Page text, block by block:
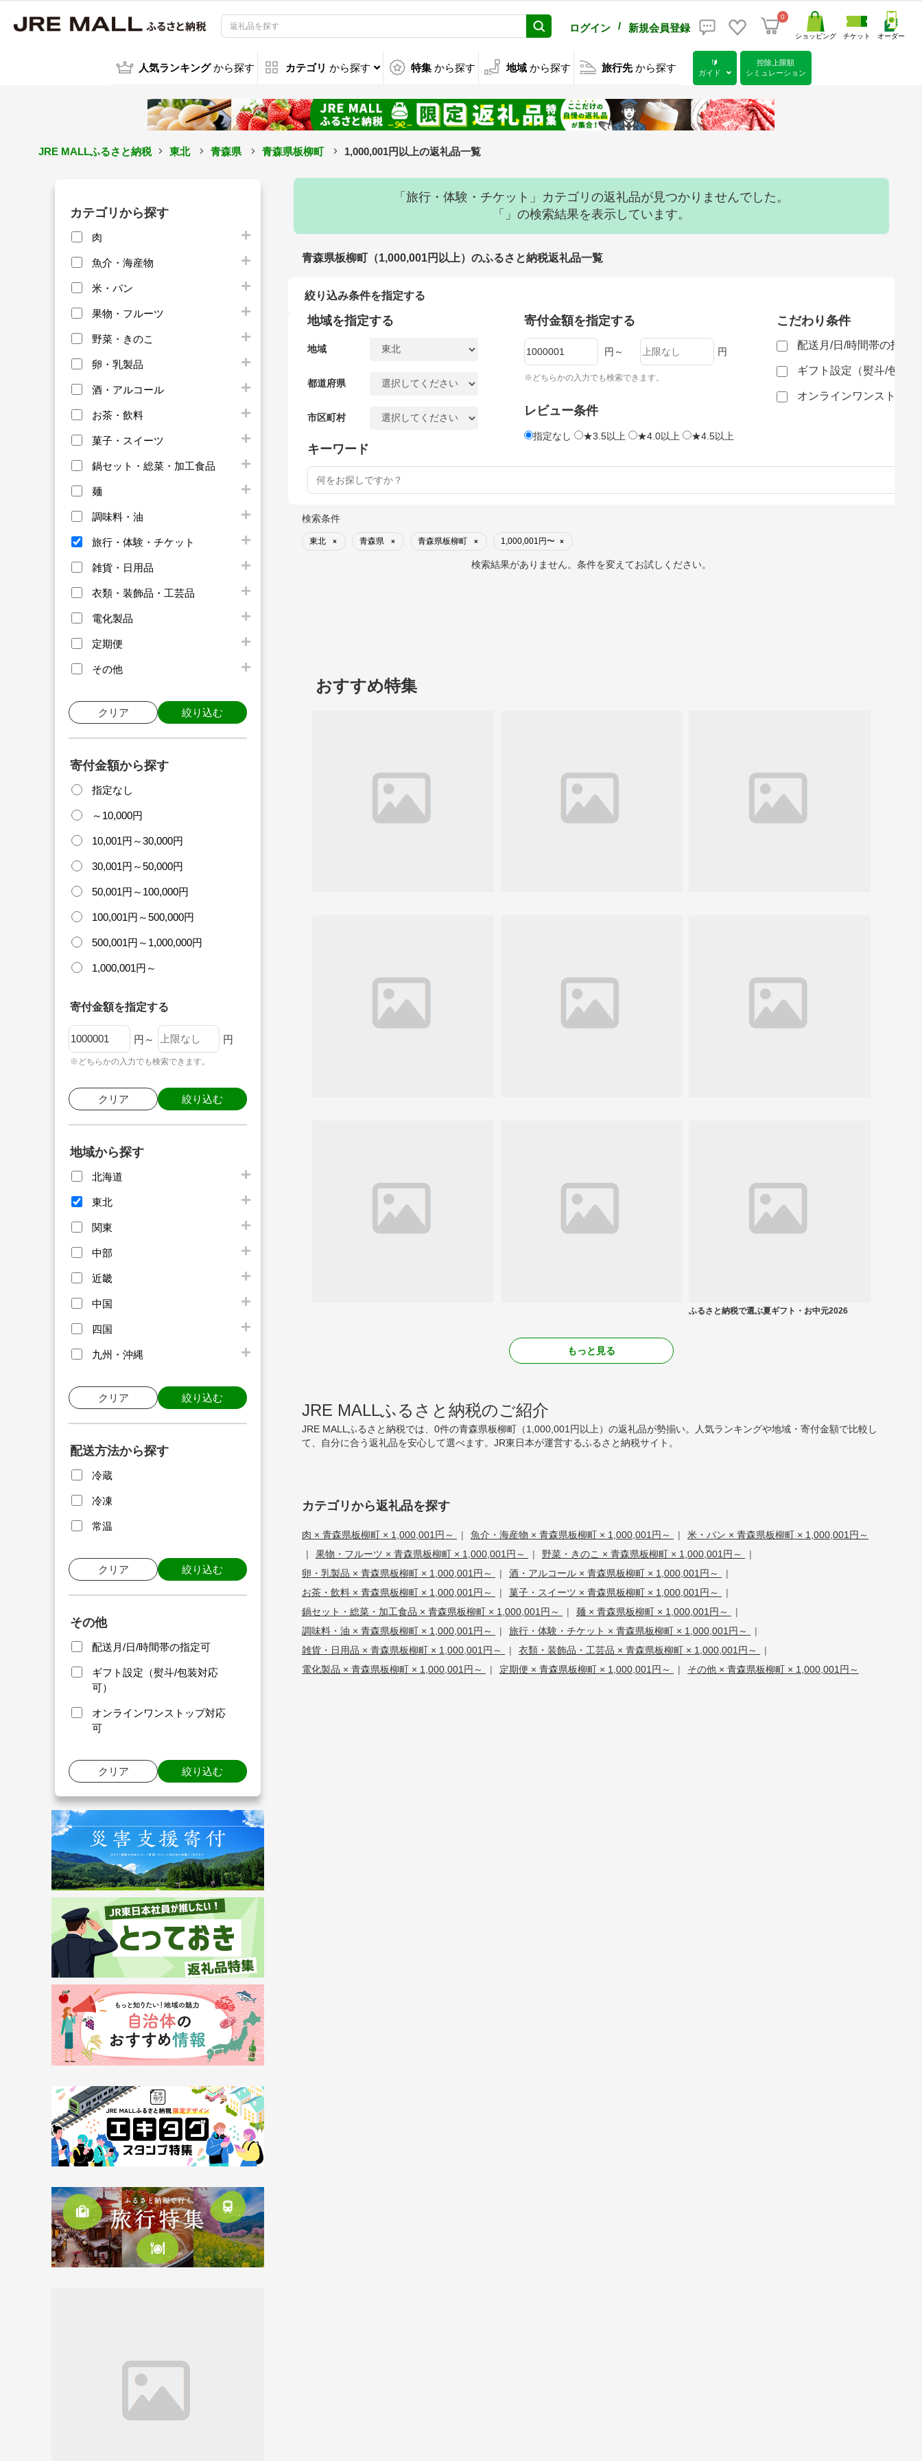
ログイン / 新規会員登録
0
ショッピング チケット オーダー
人気ランキング から探す カテゴリ から探す 特集 から探す 地域 から探す 旅行先 から探す
🔰
ガイド
控除上限額
シミュレーション
JRE MALLふるさと納税 東北 青森県 青森県板柳町 1,000,001円以上の返礼品一覧
カテゴリから探す
肉
魚介・海産物
米・パン
果物・フルーツ
野菜・きのこ
卵・乳製品
酒・アルコール
お茶・飲料
菓子・スイーツ
鍋セット・総菜・加工食品
麺
調味料・油
旅行・体験・チケット
雑貨・日用品
衣類・装飾品・工芸品
電化製品
定期便
その他
クリア 絞り込む
寄付金額から探す
指定なし
～10,000円
10,001円～30,000円
30,001円～50,000円
50,001円～100,000円
100,001円～500,000円
500,001円～1,000,000円
1,000,001円～
寄付金額を指定する
円～ 円
※どちらかの入力でも検索できます。
クリア 絞り込む
地域から探す
北海道
東北
関東
中部
近畿
中国
四国
九州・沖縄
クリア 絞り込む
配送方法から探す
冷蔵
冷凍
常温
クリア 絞り込む
その他
配送月/日/時間帯の指定可
ギフト設定（熨斗/包装対応
可）
オンラインワンストップ対応
可
クリア 絞り込む
「旅行・体験・チケット」カテゴリの返礼品が見つかりませんでした。
「」の検索結果を表示しています。
青森県板柳町（1,000,001円以上）のふるさと納税返礼品一覧
絞り込み条件を指定する
地域を指定する
地域
都道府県
市区町村
寄付金額を指定する
円～ 円
※どちらかの入力でも検索できます。
レビュー条件
指定なし ★3.5以上 ★4.0以上 ★4.5以上
こだわり条件
配送月/日/時間帯の指定
ギフト設定（熨斗/包装
オンラインワンストップ
キーワード
検索条件
東北 × 青森県 × 青森県板柳町 × 1,000,001円〜 ×
検索結果がありません。条件を変えてお試しください。
おすすめ特集
ふるさと納税で選ぶ夏ギフト・お中元2026
もっと見る
JRE MALLふるさと納税のご紹介
JRE MALLふるさと納税では、0件の青森県板柳町（1,000,001円以上）の返礼品が勢揃い。人気ランキングや地域・寄付金額で比較し
て、自分に合う返礼品を安心して選べます。JR東日本が運営するふるさと納税サイト。
カテゴリから返礼品を探す
肉 × 青森県板柳町 × 1,000,001円～ | 魚介・海産物 × 青森県板柳町 × 1,000,001円～ |
米・パン × 青森県板柳町 × 1,000,001円～
|
果物・フルーツ × 青森県板柳町 × 1,000,001円～ | 野菜・きのこ × 青森県板柳町 × 1,000,001円～
|
卵・乳製品 × 青森県板柳町 × 1,000,001円～
| 酒・アルコール × 青森県板柳町 × 1,000,001円～
|
お茶・飲料 × 青森県板柳町 × 1,000,001円～
| 菓子・スイーツ × 青森県板柳町 × 1,000,001円～
|
鍋セット・総菜・加工食品 × 青森県板柳町 × 1,000,001円～
| 麺 × 青森県板柳町 × 1,000,001円～
|
調味料・油 × 青森県板柳町 × 1,000,001円～
| 旅行・体験・チケット × 青森県板柳町 × 1,000,001円～
|
雑貨・日用品 × 青森県板柳町 × 1,000,001円～
| 衣類・装飾品・工芸品 × 青森県板柳町 × 1,000,001円～
|
電化製品 × 青森県板柳町 × 1,000,001円～
| 定期便 × 青森県板柳町 × 1,000,001円～ | その他 × 青森県板柳町 × 1,000,001円～